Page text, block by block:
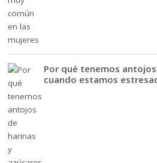
Por qué tenemos
cuando estamos